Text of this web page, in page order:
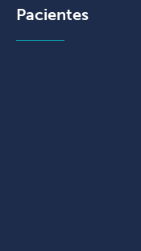
Pacientes